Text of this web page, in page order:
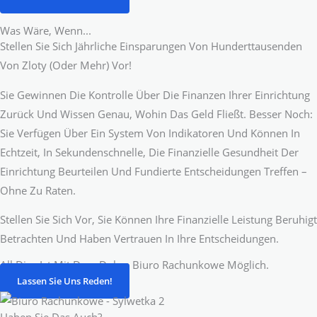
Was Wäre, Wenn...
Stellen Sie Sich Jährliche Einsparungen Von Hunderttausenden
Von Zloty (oder Mehr) Vor!
Sie Gewinnen Die Kontrolle Über Die Finanzen Ihrer Einrichtung
Zurück Und Wissen Genau, Wohin Das Geld Fließt. Besser Noch:
Sie Verfügen Über Ein System Von Indikatoren Und Können In
Echtzeit, In Sekundenschnelle, Die Finanzielle Gesundheit Der
Einrichtung Beurteilen Und Fundierte Entscheidungen Treffen –
Ohne Zu Raten.
Stellen Sie Sich Vor, Sie Können Ihre Finanzielle Leistung Beruhigt
Betrachten Und Haben Vertrauen In Ihre Entscheidungen.
All Dies Ist Mit Dem Dobre Biuro Rachunkowe Möglich.
Lassen Sie Uns Reden!